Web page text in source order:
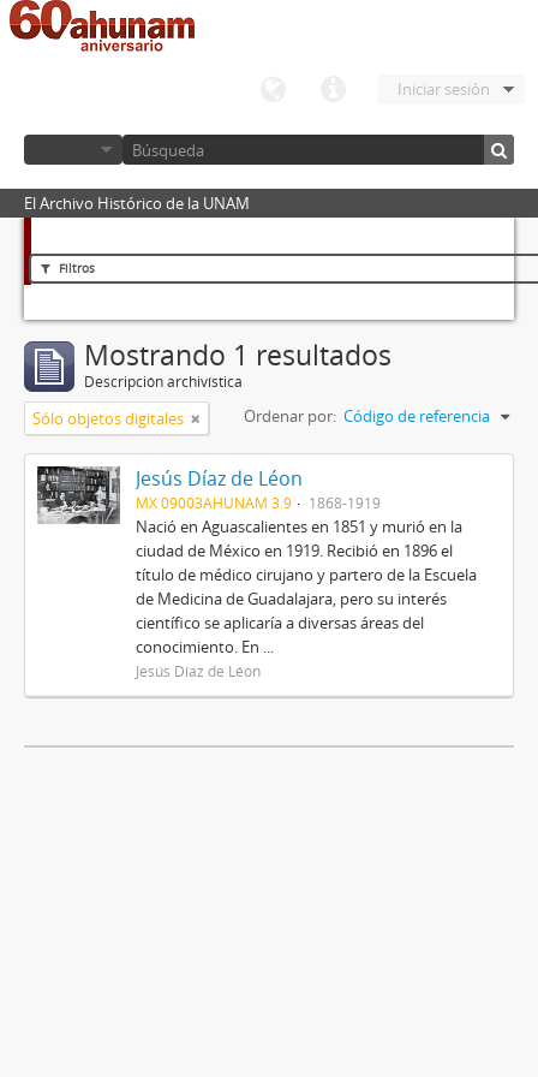
Iniciar sesión
El Archivo Histórico de la UNAM
Filtros
Mostrando 1 resultados
Descripción archivística
Sólo objetos digitales Ordenar por: Código de referencia
Jesús Díaz de Léon
MX 09003AHUNAM 3.9 1868-1919
Nació en Aguascalientes en 1851 y murió en la
ciudad de México en 1919. Recibió en 1896 el
título de médico cirujano y partero de la Escuela
de Medicina de Guadalajara, pero su interés
científico se aplicaría a diversas áreas del
conocimiento. En ...
Jesús Díaz de Léon